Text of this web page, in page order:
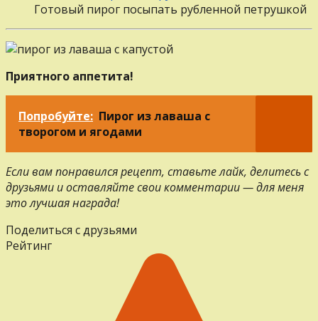
Готовый пирог посыпать рубленной петрушкой
Приятного аппетита!
Попробуйте: Пирог из лаваша с
творогом и ягодами
Если вам понравился рецепт, ставьте лайк, делитесь с
друзьями и оставляйте свои комментарии — для меня
это лучшая награда!
Поделиться с друзьями
Рейтинг